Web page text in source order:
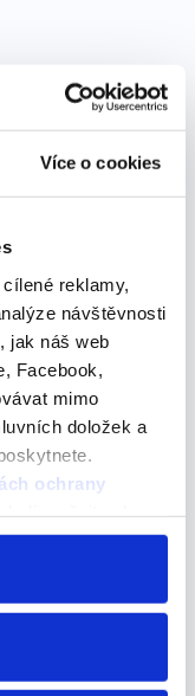
Více o cookies
reklamy,
návštěvnosti
jak náš web
Facebook,
mimo
doložek a
ochrany
se obrátit na
zde přibližně 20
už se nám
His car - jeho
places in the
of their
posledních míst v